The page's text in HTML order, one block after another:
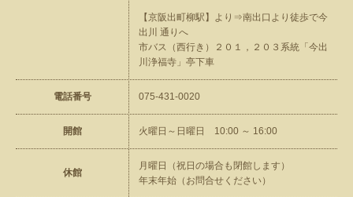
【京阪出町柳駅】より⇒南出口より徒歩で今
出川 通りへ
市バス（西行き）２０１，２０３系統「今出
川浄福寺」亭下車
電話番号 075-431-0020
開館 火曜日～日曜日 10:00 ～ 16:00
休館
月曜日（祝日の場合も閉館します）
年末年始（お問合せください）